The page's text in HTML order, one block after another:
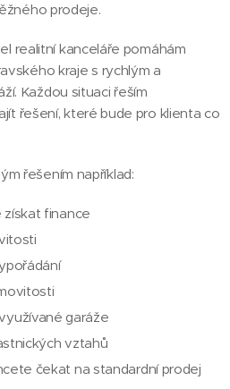
prodeje.
realitní kanceláře pomáhám
kraje s rychlým a
Každou situaci řeším
řešení, které bude pro klienta co
řešením například:
finance
garáže
vztahů
čekat na standardní prodej